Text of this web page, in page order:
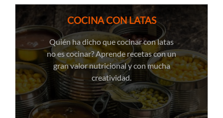
COCINA CON LATAS
Quién ha dicho que cocinar con latas
no es cocinar? Aprende recetas con un
gran valor nutricional y con mucha
creatividad.